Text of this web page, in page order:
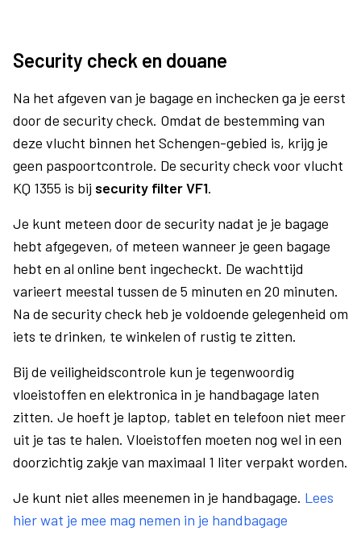
Security check en douane
Na het afgeven van je bagage en inchecken ga je eerst
door de security check. Omdat de bestemming van
deze vlucht binnen het Schengen-gebied is, krijg je
geen paspoortcontrole. De security check voor vlucht
KQ 1355 is bij security filter VF1.
Je kunt meteen door de security nadat je je bagage
hebt afgegeven, of meteen wanneer je geen bagage
hebt en al online bent ingecheckt. De wachttijd
varieert meestal tussen de 5 minuten en 20 minuten.
Na de security check heb je voldoende gelegenheid om
iets te drinken, te winkelen of rustig te zitten.
Bij de veiligheidscontrole kun je tegenwoordig
vloeistoffen en elektronica in je handbagage laten
zitten. Je hoeft je laptop, tablet en telefoon niet meer
uit je tas te halen. Vloeistoffen moeten nog wel in een
doorzichtig zakje van maximaal 1 liter verpakt worden.
Je kunt niet alles meenemen in je handbagage. Lees
hier wat je mee mag nemen in je handbagage